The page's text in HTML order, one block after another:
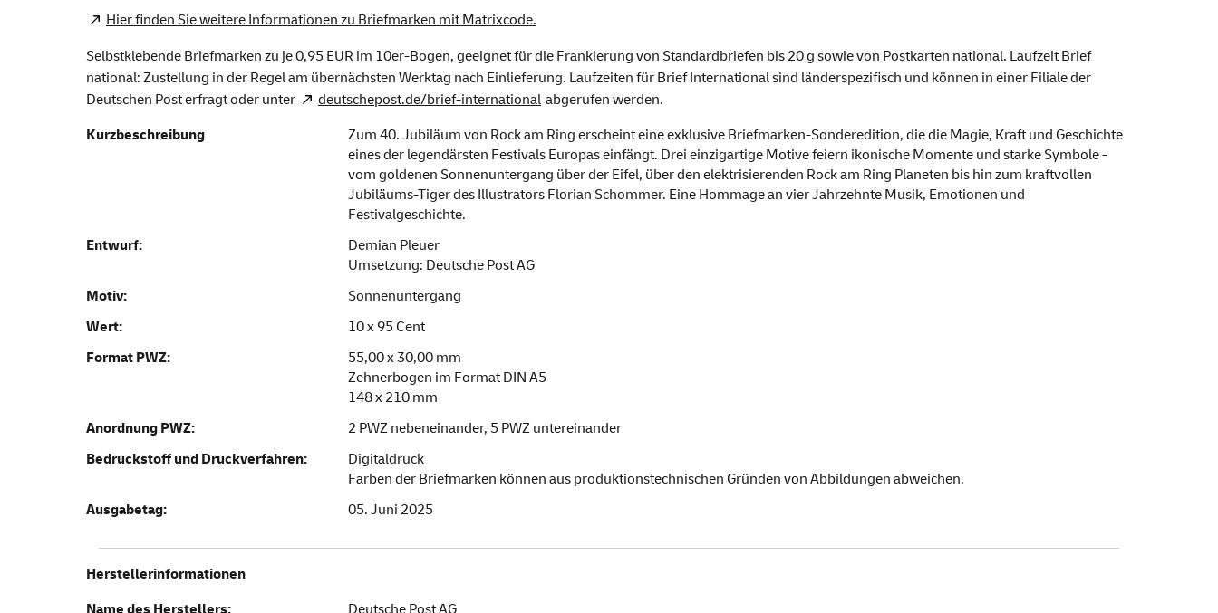
Hier finden Sie weitere Informationen zu Briefmarken mit Matrixcode.
Selbstklebende Briefmarken zu je 0,95 EUR im 10er-Bogen, geeignet für die Frankierung von Standardbriefen bis 20 g sowie von Postkarten national. Laufzeit Brief
national: Zustellung in der Regel am übernächsten Werktag nach Einlieferung. Laufzeiten für Brief International sind länderspezifisch und können in einer Filiale der
Deutschen Post erfragt oder unter
deutschepost.de/brief-international abgerufen werden.
Kurzbeschreibung
Zum 40. Jubiläum von Rock am Ring erscheint eine exklusive Briefmarken-Sonderedition, die die Magie, Kraft und Geschichte
eines der legendärsten Festivals Europas einfängt. Drei einzigartige Motive feiern ikonische Momente und starke Symbole -
vom goldenen Sonnenuntergang über der Eifel, über den elektrisierenden Rock am Ring Planeten bis hin zum kraftvollen
Jubiläums-Tiger des Illustrators Florian Schommer. Eine Hommage an vier Jahrzehnte Musik, Emotionen und
Festivalgeschichte.
Entwurf:
Demian Pleuer
Umsetzung: Deutsche Post AG
Motiv:
Sonnenuntergang
Wert:
10 x 95 Cent
Format PWZ:
55,00 x 30,00 mm
Zehnerbogen im Format DIN A5
148 x 210 mm
Anordnung PWZ:
2 PWZ nebeneinander, 5 PWZ untereinander
Bedruckstoff und Druckverfahren:
Digitaldruck
Farben der Briefmarken können aus produktionstechnischen Gründen von Abbildungen abweichen.
Ausgabetag:
05. Juni 2025
Herstellerinformationen
Name des Herstellers:
Deutsche Post AG